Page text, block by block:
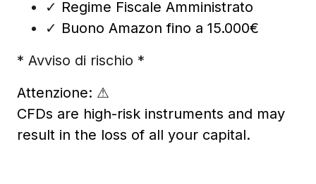
✓ Regime Fiscale Amministrato
✓ Buono Amazon fino a 15.000€
* Avviso di rischio *
Attenzione: ⚠
CFDs are high-risk instruments and may
result in the loss of all your capital.